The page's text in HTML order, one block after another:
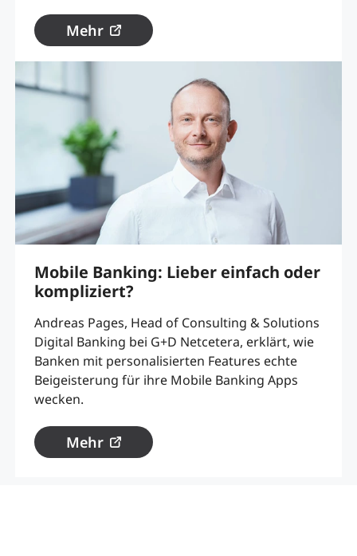
Mehr
Mobile Banking: Lieber einfach oder
kompliziert?
Andreas Pages, Head of Consulting & Solutions
Digital Banking bei G+D Netcetera, erklärt, wie
Banken mit personalisierten Features echte
Beigeisterung für ihre Mobile Banking Apps
wecken.
Mehr